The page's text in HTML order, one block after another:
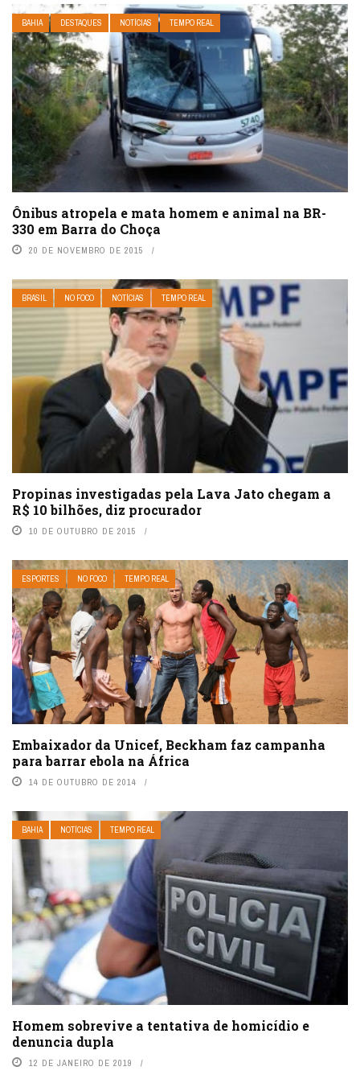
BAHIA DESTAQUES NOTÍCIAS TEMPO REAL
Ônibus atropela e mata homem e animal na BR-
330 em Barra do Choça
20 DE NOVEMBRO DE 2015
BRASIL NO FOCO NOTÍCIAS TEMPO REAL
Propinas investigadas pela Lava Jato chegam a
R$ 10 bilhões, diz procurador
10 DE OUTUBRO DE 2015
ESPORTES NO FOCO TEMPO REAL
Embaixador da Unicef, Beckham faz campanha
para barrar ebola na África
14 DE OUTUBRO DE 2014
BAHIA NOTÍCIAS TEMPO REAL
Homem sobrevive a tentativa de homicídio e
denuncia dupla
12 DE JANEIRO DE 2019